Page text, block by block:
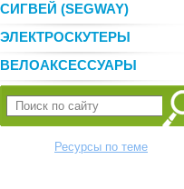
СИГВЕЙ (SEGWAY)
ЭЛЕКТРОСКУТЕРЫ
ВЕЛОАКСЕССУАРЫ
Ресурсы по теме